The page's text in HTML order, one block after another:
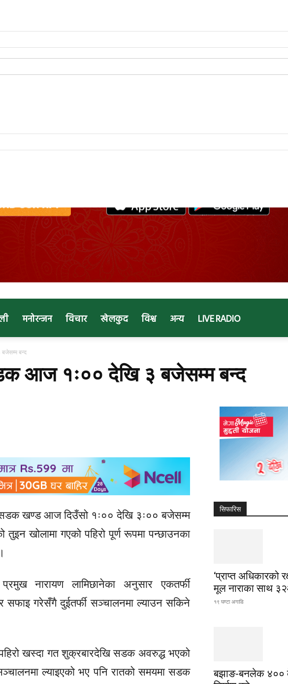
मनोरन्जन विचार खेलकुद विश्व अन्य LIVE RADIO
बन्द
आज १ः०० देखि ३ बजेसम्म बन्द
खण्ड आज दिउँसो १ः०० देखि ३ः०० बजेसम्म
खोलामा गएको पहिरो पूर्ण रूपमा पन्छाउनका
नारायण लामिछानेका अनुसार एकतर्फी
सफाइ गरेसँगै दुईतर्फी सञ्चालनमा ल्याउन सकिने
पहिरो खस्दा गत शुक्रबारदेखि सडक अवरुद्ध भएको
ल्याइएको भए पनि रातको समयमा सडक
सिफारिस
‘प्राप्त
मूल नाराका साथ
१९ घण्टा अगाडि
बझाङ-बनलेक ४००